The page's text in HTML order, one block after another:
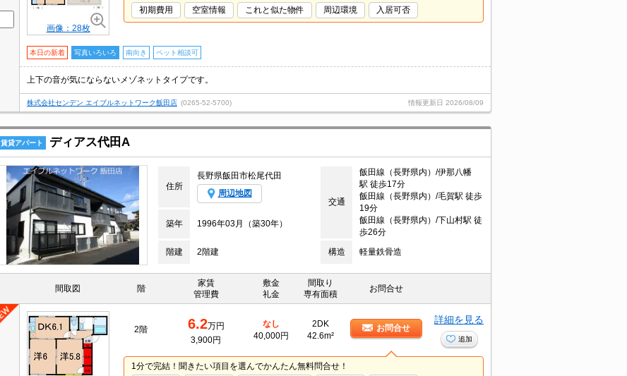
画像：28枚
初期費用
空室情報 これと似た物件 周辺環境 入居可否
本日の新着 写真いろいろ 南向き ペット相談可
上下の音が気にならないメゾネットタイプです。
株式会社センデン エイブルネットワーク飯田店 (0265-52-5700) 情報更新日 2026/08/09
賃貸アパート ディアス代田A
住所
長野県飯田市松尾代田
周辺地図
交通
飯田線（長野県内）/伊那八幡
駅 徒歩17分
飯田線（長野県内）/毛賀駅 徒歩
19分
飯田線（長野県内）/下山村駅 徒
歩26分
築年 1996年03月（築30年）
階建 2階建 構造 軽量鉄骨造
間取図 階
家賃
管理費
敷金
礼金
間取り
専有面積
お問合せ
2階 6.2万円
3,900円
なし
40,000円
2DK
42.6m²
お問合せ
詳細を見る
追加
1分で完結！聞きたい項目を選んでかんたん無料問合せ！